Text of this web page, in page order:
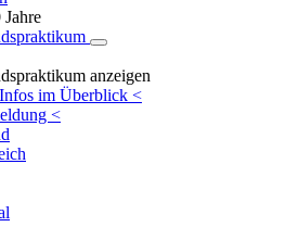
Jahre
anzeigen
im Überblick <
<